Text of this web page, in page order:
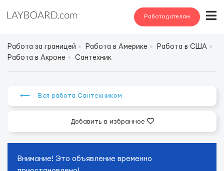
Работодателям
Работа за границей Работа в Америке
Работа в США
Работа в Акроне
Сантехник
⟵ Вся работа Сантехником
Добавить в избранное
Внимание! Это объявление временно